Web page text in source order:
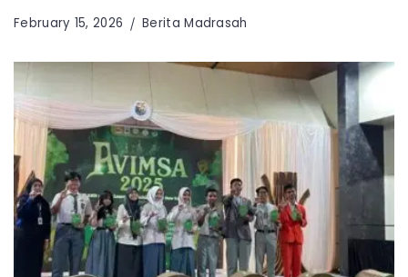
February 15, 2026 Berita Madrasah